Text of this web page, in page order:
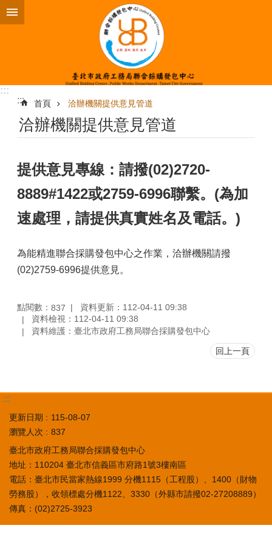
跳到主要內容區塊
:::
:::
首頁 洽辦機關提供意見管道
洽辦機關提供意見管道
提供意見專線：請撥(02)2720-
8889#1422或2759-6996聯繫。(為加
速處理，請提供真實姓名及電話。)
為能精進聯合採購發包中心之作業，洽辦機關請撥
(02)2759-6996提供意見。
點閱數： 837
資料更新：112-04-11 09:38
資料檢視：112-04-11 09:38
資料維護：臺北市政府工務局聯合採購發包中心
回上一頁
:::
更新日期
115-08-07
瀏覽人次
837
臺北市政府工務局聯合採購發包中心
地址：110204 臺北市信義區市府路1號3樓南區
電話：臺北市民當家熱線1999 分機1115（工程股）、1400（財物
勞務股），收領標處分機1122、3330（外縣市請撥02-27208889）
傳真：(02)2725-3923